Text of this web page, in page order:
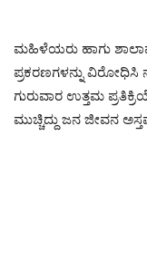
ಮಹಿಳೆಯರು ಹಾಗು
ಪ್ರಕರಣಗಳನ್ನು ವಿರೋಧಿಸಿ
ಗುರುವಾರ ಉತ್ತಮ
ಮುಚ್ಚಿದ್ದು ಜನ ಜೀವನ